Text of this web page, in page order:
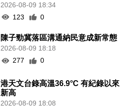
2026-08-09 18:34
123
0
陳子勁冀落區溝通納民意成新常態
2026-08-09 18:18
277
0
港天文台錄高溫36.9°C 有紀錄以來
新高
2026-08-09 18:08